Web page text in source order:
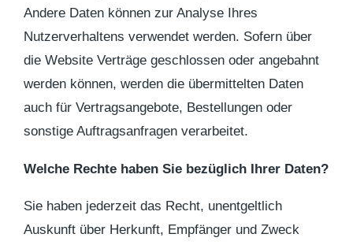
Andere Daten können zur Analyse Ihres
Nutzerverhaltens verwendet werden. Sofern über
die Website Verträge geschlossen oder angebahnt
werden können, werden die übermittelten Daten
auch für Vertragsangebote, Bestellungen oder
sonstige Auftragsanfragen verarbeitet.
Welche Rechte haben Sie bezüglich Ihrer Daten?
Sie haben jederzeit das Recht, unentgeltlich
Auskunft über Herkunft, Empfänger und Zweck